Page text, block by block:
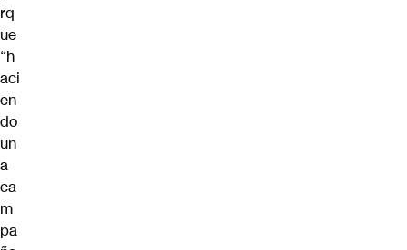
rq
ue
“h
aci
en
do
un
a
ca
m
pa